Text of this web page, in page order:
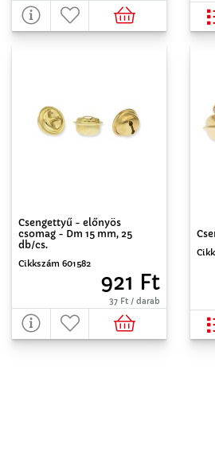
Csengettyű - előnyös
csomag - Dm 15 mm, 25
db/cs.
Cikkszám 601582
921 Ft
37 Ft / darab